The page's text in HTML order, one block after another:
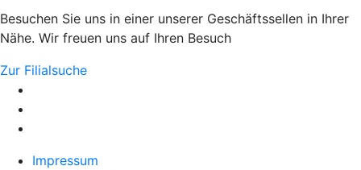
Besuchen Sie uns in einer unserer Geschäftssellen in Ihrer
Nähe. Wir freuen uns auf Ihren Besuch
Zur Filialsuche
Impressum